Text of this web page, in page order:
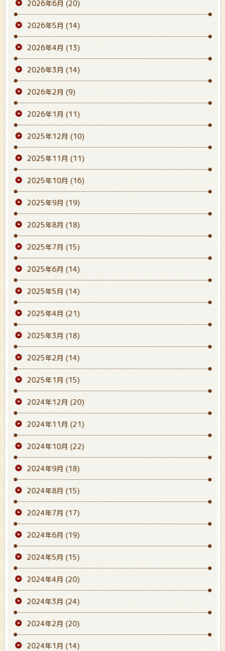
2026年6月 (20)
2026年5月 (14)
2026年4月 (13)
2026年3月 (14)
2026年2月 (9)
2026年1月 (11)
2025年12月 (10)
2025年11月 (11)
2025年10月 (16)
2025年9月 (19)
2025年8月 (18)
2025年7月 (15)
2025年6月 (14)
2025年5月 (14)
2025年4月 (21)
2025年3月 (18)
2025年2月 (14)
2025年1月 (15)
2024年12月 (20)
2024年11月 (21)
2024年10月 (22)
2024年9月 (18)
2024年8月 (15)
2024年7月 (17)
2024年6月 (19)
2024年5月 (15)
2024年4月 (20)
2024年3月 (24)
2024年2月 (20)
2024年1月 (14)